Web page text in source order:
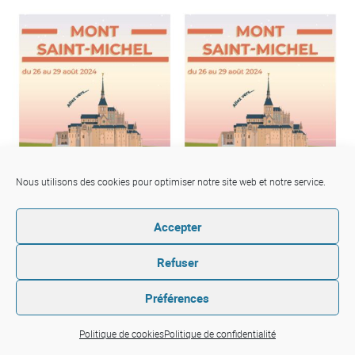
Nous utilisons des cookies pour optimiser notre site web et notre service.
Accepter
Refuser
Préférences
Politique de cookiesPolitique de confidentialité